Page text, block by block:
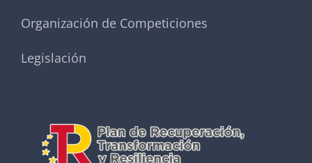
Organización de Competiciones
Legislación